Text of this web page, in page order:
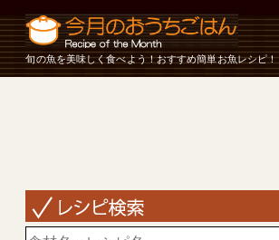
旬の魚を美味しく食べよう！おすすめ簡単お魚レシピ！